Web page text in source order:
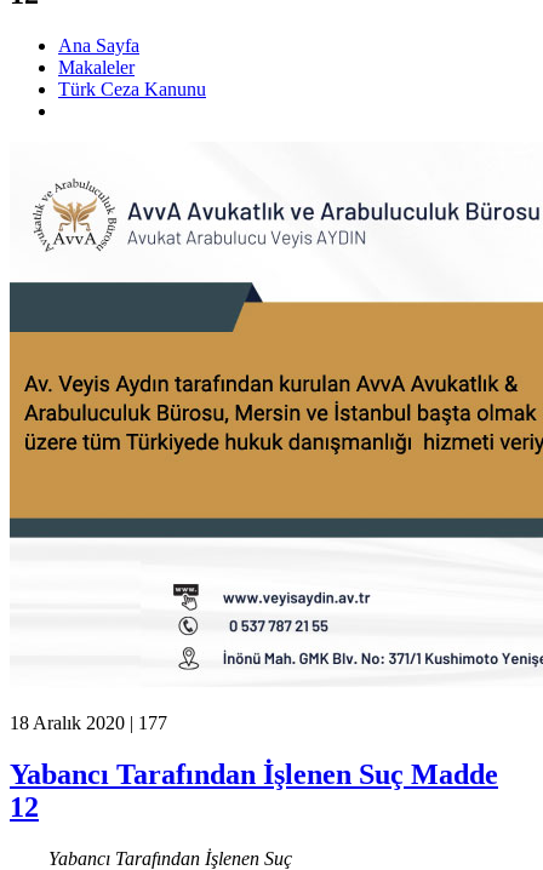
Ana Sayfa
Makaleler
Türk Ceza Kanunu
18 Aralık 2020 | 177
Yabancı Tarafından İşlenen Suç Madde
12
Yabancı Tarafından İşlenen Suç